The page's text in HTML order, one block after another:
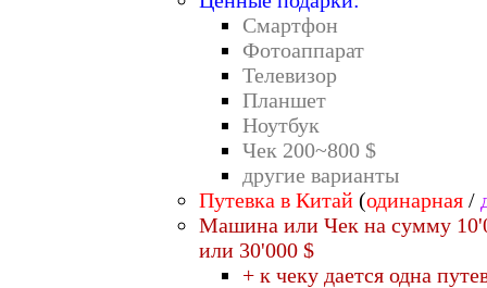
Смартфон
Фотоаппарат
Телевизор
Планшет
Ноутбук
Чек 200~800 $
другие варианты
Путевка в Китай(одинарная/
Машина или Чек на сумму
или 30'000 $
+ к чеку дается одна